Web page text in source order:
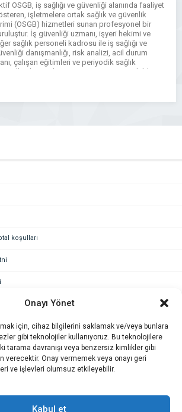
Onayı Yönet
için, cihaz bilgilerini saklamak ve/veya bunlara
gibi teknolojiler kullanıyoruz. Bu teknolojilere
tarama davranışı veya benzersiz kimlikler gibi
verecektir. Onay vermemek veya onayı geri
ve işlevleri olumsuz etkileyebilir.
Kabul et
OSGB, iş sağlığı ve güvenliği alanında faaliyet
işletmelere ortak sağlık ve güvenlik
(OSGB) hizmetleri sunan profesyonel bir
İş güvenliği uzmanı, işyeri hekimi ve
sağlık personeli kadrosu ile iş sağlığı ve
danışmanlığı, risk analizi, acil durum
çalışan eğitimleri ve periyodik sağlık
hizmetlerini mevzuata uygun şekilde
koşulları